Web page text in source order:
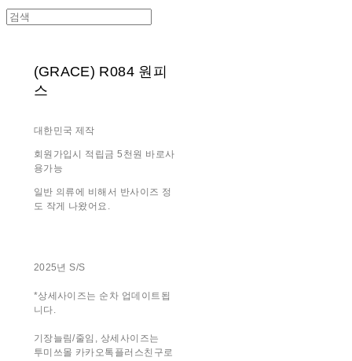
(GRACE) R084 원피
스
대한민국 제작
회원가입시 적립금 5천원 바로사
용가능
일반 의류에 비해서 반사이즈 정
도 작게 나왔어요.
2025년 S/S
*상세사이즈는 순차 업데이트됩
니다.
기장늘림/줄임, 상세사이즈는
투미쓰몰 카카오톡플러스친구로